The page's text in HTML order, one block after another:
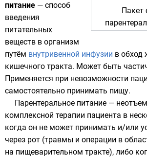
Пакет
питание — способ
введения
питательных
веществ в организм
путём внутривенной инфузии в обход
кишечного тракта. Может быть
Применяется при невозможности
самостоятельно принимать пищу.
Парентеральное питание —
комплексной терапии пациента в
когда он не может принимать и/или
через рот (травмы и операции в
на пищеварительном тракте), либо